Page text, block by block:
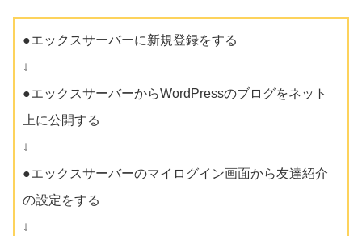
●エックスサーバーに新規登録をする
↓
●エックスサーバーからWordPressのブログをネット
上に公開する
↓
●エックスサーバーのマイログイン画面から友達紹介
の設定をする
↓